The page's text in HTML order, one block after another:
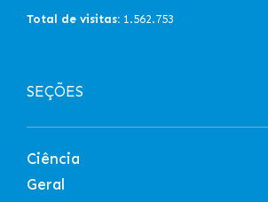
Total de visitas: 1.562.753
SEÇÕES
Ciência
Geral